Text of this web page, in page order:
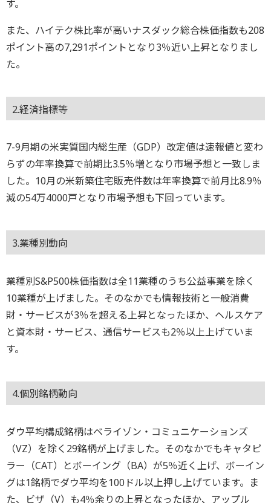
す。
また、ハイテク株比率が高いナスダック総合株価指数も208
ポイント高の7,291ポイントとなり3％近い上昇となりまし
た。
2.経済指標等
7-9月期の米実質国内総生産（GDP）改定値は速報値と変わ
らずの年率換算で前期比3.5％増となり市場予想と一致しま
した。10月の米新築住宅販売件数は年率換算で前月比8.9％
減の54万4000戸となり市場予想も下回っています。
3.業種別動向
業種別S&P500株価指数は全11業種のうち公益事業を除く
10業種が上げました。そのなかでも情報技術と一般消費
財・サービスが3％を超える上昇となったほか、ヘルスケア
と資本財・サービス、通信サービスも2％以上上げていま
す。
4.個別銘柄動向
ダウ平均構成銘柄はベライゾン・コミュニケーションズ
（VZ）を除く29銘柄が上げました。そのなかでもキャタピ
ラー（CAT）とボーイング（BA）が5％近く上げ、ボーイン
グは1銘柄でダウ平均を100ドル以上押し上げています。ま
た、ビザ（V）も4％余りの上昇となったほか、アップル